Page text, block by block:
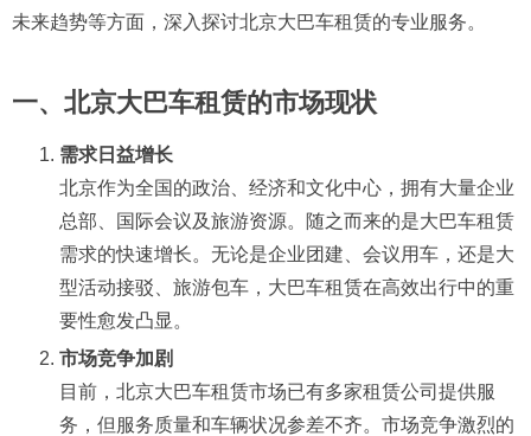
未来趋势等方面，深入探讨北京大巴车租赁的专业服务。
一、北京大巴车租赁的市场现状
需求日益增长
北京作为全国的政治、经济和文化中心，拥有大量企业
总部、国际会议及旅游资源。随之而来的是大巴车租赁
需求的快速增长。无论是企业团建、会议用车，还是大
型活动接驳、旅游包车，大巴车租赁在高效出行中的重
要性愈发凸显。
市场竞争加剧
目前，北京大巴车租赁市场已有多家租赁公司提供服
务，但服务质量和车辆状况参差不齐。市场竞争激烈的